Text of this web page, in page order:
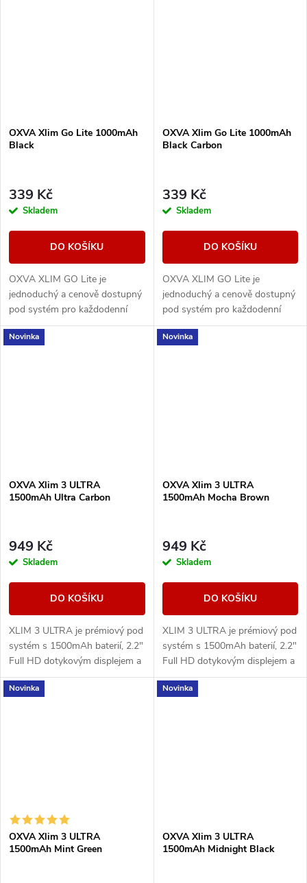
OXVA Xlim Go Lite 1000mAh
Black
339 Kč
Skladem
DO KOŠÍKU
OXVA XLIM GO Lite je
jednoduchý a cenově dostupný
pod systém pro každodenní
vapování. Nabízí baterii 1000
mAh, nastavitelný airflow, RGB
OXVA Xlim Go Lite 1000mAh
Black Carbon
339 Kč
Skladem
DO KOŠÍKU
OXVA XLIM GO Lite je
jednoduchý a cenově dostupný
pod systém pro každodenní
vapování. Nabízí baterii 1000
mAh, nastavitelný airflow, RGB
Novinka
OXVA Xlim 3 ULTRA
1500mAh Ultra Carbon
949 Kč
Skladem
DO KOŠÍKU
XLIM 3 ULTRA je prémiový pod
systém s 1500mAh baterií, 2.2"
Full HD dotykovým displejem a
technologií Super Pulse pro
stabilní výkon a výraznou chuť.
Novinka
OXVA Xlim 3 ULTRA
1500mAh Mocha Brown
949 Kč
Skladem
DO KOŠÍKU
XLIM 3 ULTRA je prémiový pod
systém s 1500mAh baterií, 2.2"
Full HD dotykovým displejem a
technologií Super Pulse pro
stabilní výkon a výraznou chuť.
Novinka
OXVA Xlim 3 ULTRA
1500mAh Mint Green
Novinka
OXVA Xlim 3 ULTRA
1500mAh Midnight Black